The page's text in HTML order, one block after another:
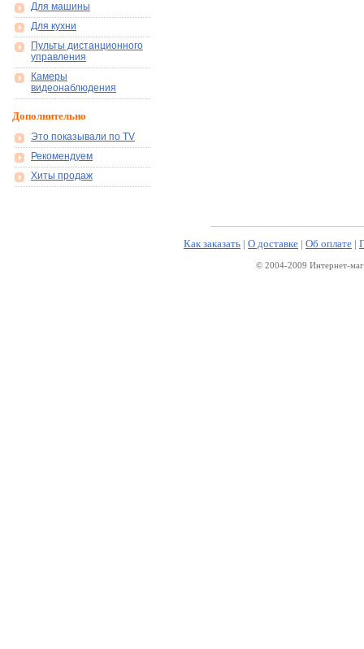
Для машины
Для кухни
Пульты дистанционного
управления
Камеры
видеонаблюдения
Дополнительно
Это показывали по TV
Рекомендуем
Хиты продаж
Как заказать | О доставке | Об оплате |
© 2004-2009 Интернет-